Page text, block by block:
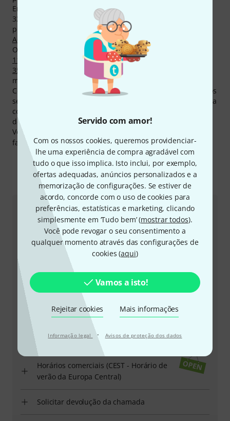
Servido com amor!
Com os nossos cookies, queremos providenciar-
lhe uma experiência de compra agradável com
tudo o que isso implica. Isto inclui, por exemplo,
ofertas adequadas, anúncios personalizados e a
memorização de configurações. Se estiver de
acordo, concorde com o uso de cookies para
preferências, estatísticas e marketing, clicando
simplesmente em ‘Tudo bem’ (mostrar todos).
Você pode revogar o seu consentimento a
qualquer momento através das configurações de
cookies (aqui)
Vamos a isto!
Rejeitar cookies Mais informações
Informação legal · Avisos de proteção dos dados
Entre os nossos mais vendidos se encontram acutalmente
32 produtos de RTM, por exemplo nas categorias de
produtos
Fita de gravação,Cassetes compactas
Acessórios para suportes de gravação.
O artigo mais vendido actual é o produto
1100m NAB Pancake. O mais vendido absoluto é
35 1/4" 1100m, NAB Pancake- deste artigo já vendemos
mais de 10.000.
Compradores de RTM são extremamente satisfeitos com os
seus produtos! Nas avaliações dos nossos clientes RTM fica
com uma média de 4.8 de cinco estrelas entre os top 10 %
de todas as marcas.
Você pode encontrar mais informações acerca do
fabricante emhttp://www.recordingthemasters.com
Eis como pode contactar-nos
Atendimento ao Cliente Portugal
+49-9546-9223-645
A nossa equipa de apoio ao cliente está aqui para o
ajudar com quaisquer questões ou problemas
Ter número de cliente à mão
Horários comerciais (CEST - Horário de
verão da Europa Central)
Solicitar devolução da chamada